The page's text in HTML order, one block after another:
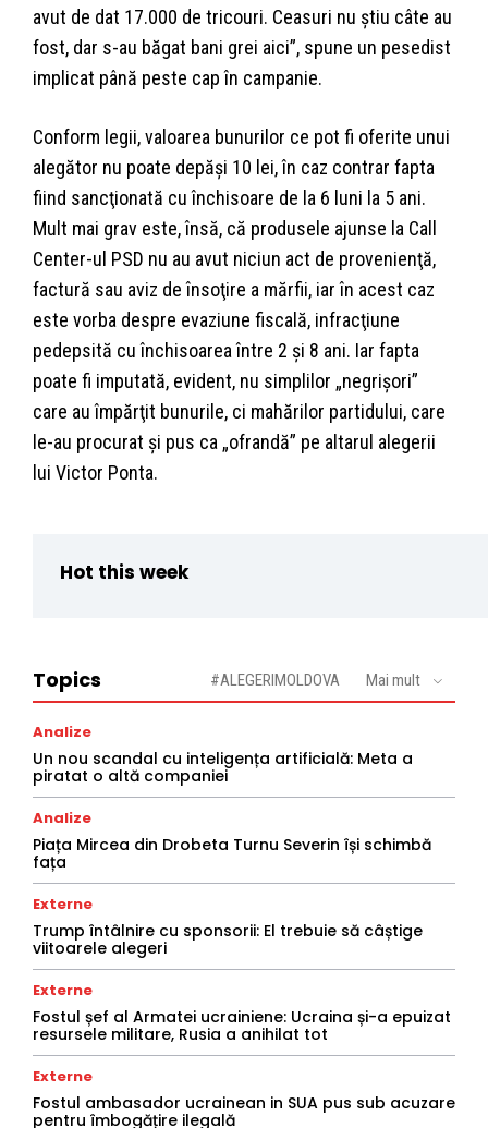
avut de dat 17.000 de tricouri. Ceasuri nu ştiu câte au
fost, dar s-au băgat bani grei aici”, spune un pesedist
implicat până peste cap în campanie.
Conform legii, valoarea bunurilor ce pot fi oferite unui
alegător nu poate depăşi 10 lei, în caz contrar fapta
fiind sancţionată cu închisoare de la 6 luni la 5 ani.
Mult mai grav este, însă, că produsele ajunse la Call
Center-ul PSD nu au avut niciun act de provenienţă,
factură sau aviz de însoţire a mărfii, iar în acest caz
este vorba despre evaziune fiscală, infracţiune
pedepsită cu închisoarea între 2 şi 8 ani. Iar fapta
poate fi imputată, evident, nu simplilor „negrişori”
care au împărţit bunurile, ci mahărilor partidului, care
le-au procurat şi pus ca „ofrandă” pe altarul alegerii
lui Victor Ponta.
Hot this week
Topics #ALEGERIMOLDOVA Mai mult
Analize
Un nou scandal cu inteligența artificială: Meta a
piratat o altă companiei
Analize
Piața Mircea din Drobeta Turnu Severin își schimbă
fața
Externe
Trump întâlnire cu sponsorii: El trebuie să câștige
viitoarele alegeri
Externe
Fostul șef al Armatei ucrainiene: Ucraina și-a epuizat
resursele militare, Rusia a anihilat tot
Externe
Fostul ambasador ucrainean in SUA pus sub acuzare
pentru îmbogățire ilegală